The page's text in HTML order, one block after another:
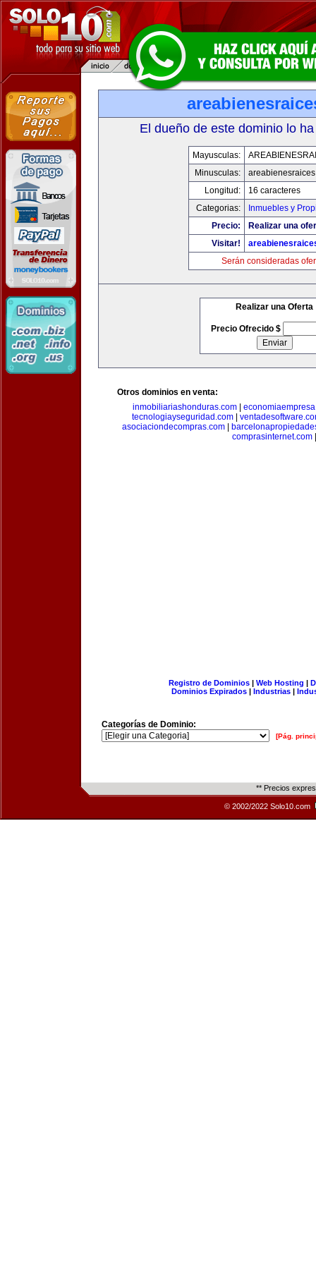
El dueño de este dominio lo
Mayusculas:
Minusculas:
Longitud:
16 caracteres
Categorias:
Inmuebles y
Precio:
Realizar una
Visitar!
Serán consideradas
Realizar una Oferta
Precio Ofrecido $
Otros dominios en venta:
inmobiliariashonduras.com
tecnologiayseguridad.com|
asociaciondecompras.com|
comprasinternet.com
Registro de Dominios| Web Hosting |
Dominios Expirados | Industrias |
Categorías de Dominio:
[Pág.
** Precios
© 2002/2022 Solo10.com